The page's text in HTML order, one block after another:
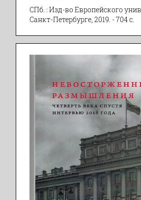
СПб. : Изд-во Европейского
Санкт-Петербурге, 2019. - 704 с.